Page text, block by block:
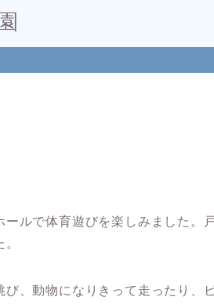
ールで体育遊びを楽しみました。
び、動物になりきって走ったり、